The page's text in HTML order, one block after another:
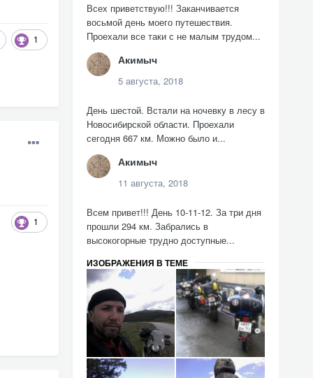
1
1
Всех приветствую!!! Заканчивается
восьмой день моего путешествия.
Проехали все таки с не малым трудом...
Акимыч
5 августа, 2018
День шестой. Встали на ночевку в лесу в
Новосибирской области. Проехали
сегодня 667 км. Можно было и...
Акимыч
11 августа, 2018
Всем привет!!! День 10-11-12. За три дня
прошли 294 км. Забрались в
высокогорные трудно доступные...
ИЗОБРАЖЕНИЯ В ТЕМЕ